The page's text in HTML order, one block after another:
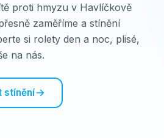
proti hmyzu v Havlíčkově
zaměříme a stínění
si rolety den a noc, plisé,
na nás.
stínění